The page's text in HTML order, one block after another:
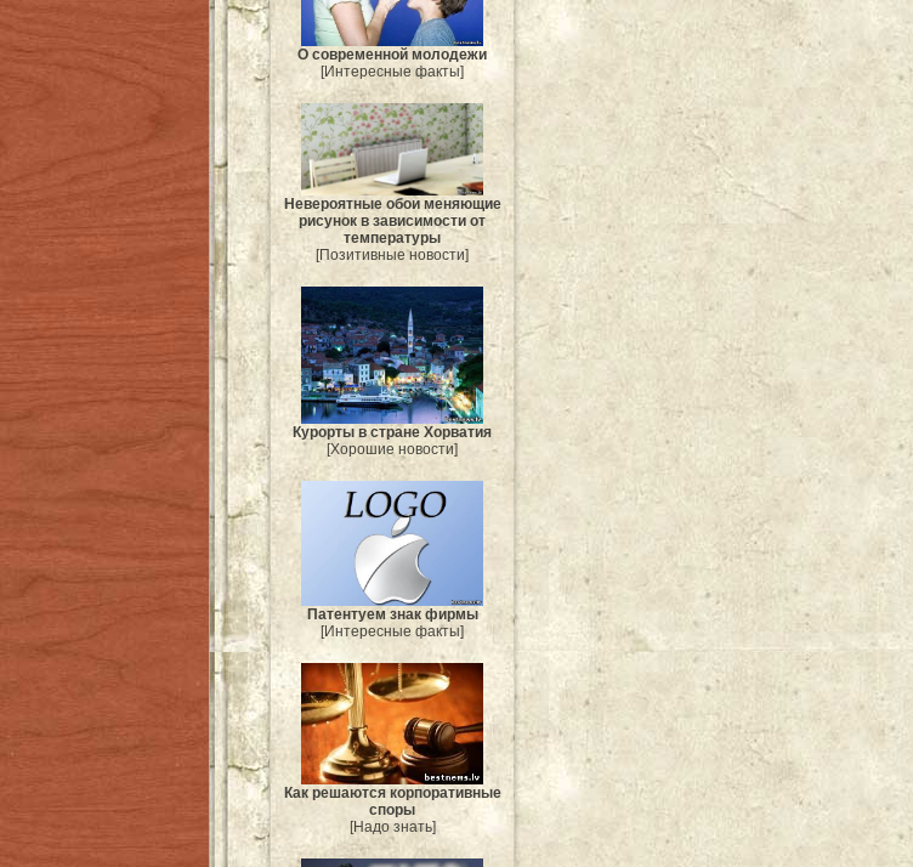
О современной молодежи
[Интересные факты]
Невероятные обои меняющие
рисунок в зависимости от
температуры
[Позитивные новости]
Курорты в стране Хорватия
[Хорошие новости]
Патентуем знак фирмы
[Интересные факты]
Как решаются корпоративные
споры
[Надо знать]